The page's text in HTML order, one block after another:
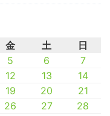
金 土
日
5 6
7
12 13
14
19 20
21
26 27
28